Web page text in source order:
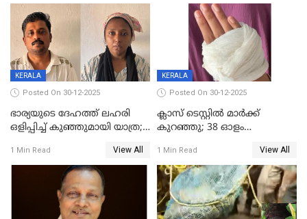
മരിച്ചു
KERALA
Posted On 30-12-2025
ഭാര്യയുടെ ദേഹത്ത് ലഹരി
ഒളിപ്പിച്ച് കുഞ്ഞുമായി യാത്ര;
പിടികൂടി പൊലീസ്
1 Min Read View All
KERALA
Posted On 30-12-2025
ക്ലാസ് ടെസ്റ്റിൽ മാർക്ക്
കുറഞ്ഞു; 38 ഓളം
സെന്ററിലെ അധ്യാപകന്‍
മർദിച്ചതായി പരാതി
1 Min Read View All